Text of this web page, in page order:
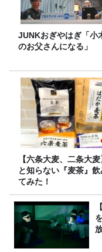
JUNKおぎやはぎ「小
のお父さんになる」
【六条大麦、二条大
と知らない『麦茶』
てみた！